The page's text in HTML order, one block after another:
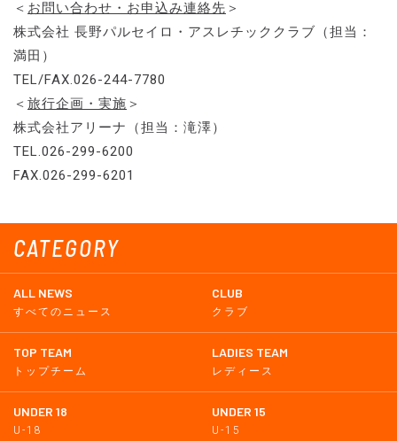
CATEGORY
ALL NEWS
すべてのニュース
CLUB
クラブ
TOP TEAM
トップチーム
LADIES TEAM
レディース
UNDER 18
U-18
UNDER 15
U-15
＜ お問い合わせ・お申込み連絡先 ＞
株式会社 長野パルセイロ・アスレチッククラブ（担当：
満田）
TEL/FAX.026-244-7780
＜ 旅行企画・実施 ＞
株式会社アリーナ（担当：滝澤）
TEL.026-299-6200
FAX.026-299-6201